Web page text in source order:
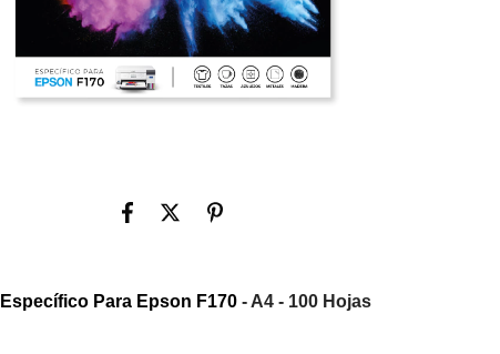
Para Epson F170 - A4 - 100 Hojas